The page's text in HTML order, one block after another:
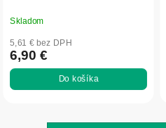
Skladom
5,61 € bez DPH
6,90 €
Do košíka